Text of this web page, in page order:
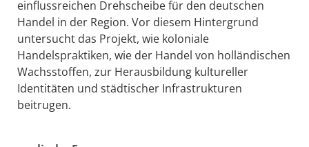
einflussreichen Drehscheibe für den deutschen
Handel in der Region. Vor diesem Hintergrund
untersucht das Projekt, wie koloniale
Handelspraktiken, wie der Handel von holländischen
Wachsstoffen, zur Herausbildung kultureller
Identitäten und städtischer Infrastrukturen
beitrugen.